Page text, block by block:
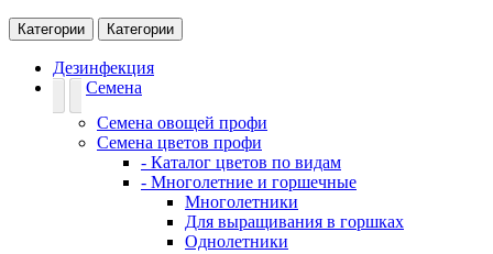
Категории Категории
Дезинфекция
Семена
Семена овощей профи
Семена цветов профи
- Каталог цветов по видам
- Многолетние и горшечные
Многолетники
Для выращивания в горшках
Однолетники